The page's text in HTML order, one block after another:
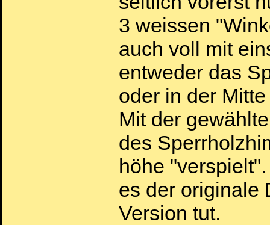
3 weissen
auch voll mit
entweder das
oder in der
Mit der
des
höhe
es der originale
Version tut.